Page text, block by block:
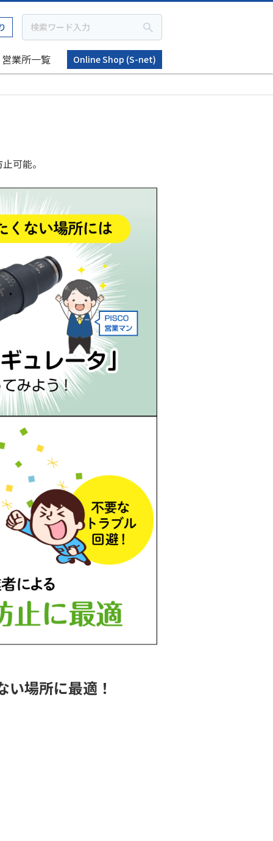
営業所一覧 Online Shop (S-net)
可能。
場所に最適！